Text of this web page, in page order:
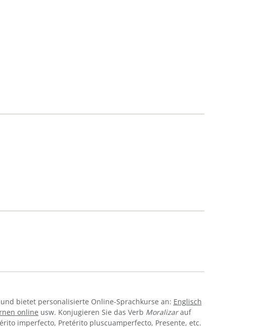
bietet personalisierte Online-Sprachkurse an: Englisch
online usw. Konjugieren Sie das Verb Moralizarauf
imperfecto, Pretérito pluscuamperfecto, Presente, etc.